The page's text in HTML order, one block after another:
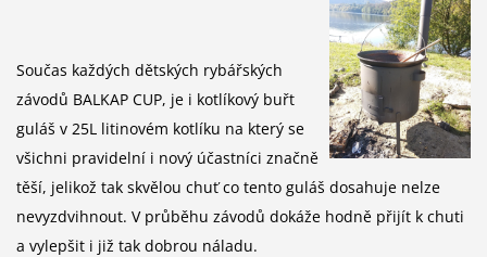
Součas každých dětských rybářských
závodů BALKAP CUP, je i kotlíkový buřt
guláš v 25L litinovém kotlíku na který se
všichni pravidelní i nový účastníci značně
těší, jelikož tak skvělou chuť co tento guláš dosahuje nelze
nevyzdvihnout. V průběhu závodů dokáže hodně přijít k chuti
a vylepšit i již tak dobrou náladu.